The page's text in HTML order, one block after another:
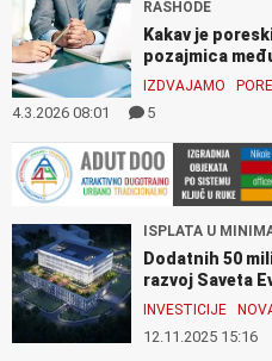
RASHODE
Kakav je
pozajmica
IZDVAJAMO
4.3.2026 08:01 5
ISPLATA U
Dodatnih 50
razvoj Saveta
INVESTICIJE
12.11.2025 15:16